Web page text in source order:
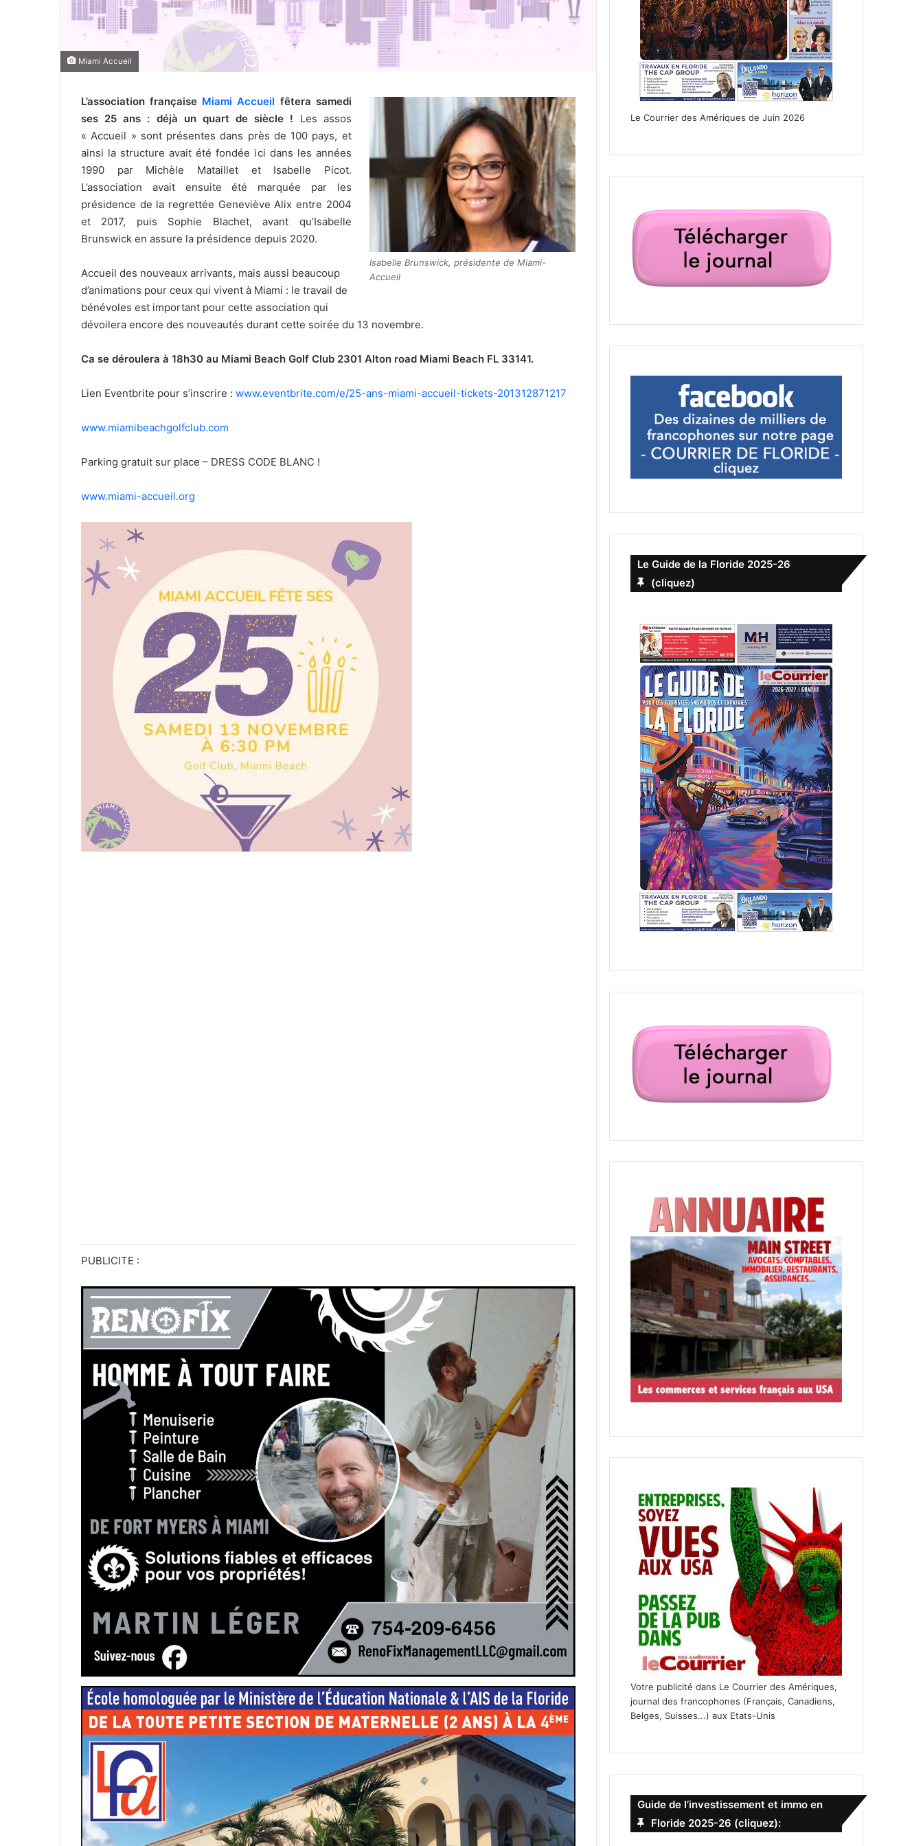
l
Miami Accueil
Isabelle Brunswick, présidente de Miami-
Accueil
L’association française Miami Accueil fêtera samedi
ses 25 ans : déjà un quart de siècle ! Les assos
« Accueil » sont présentes dans près de 100 pays, et
ainsi la structure avait été fondée ici dans les années
1990 par Michèle Mataillet et Isabelle Picot.
L’association avait ensuite été marquée par les
présidence de la regrettée Geneviève Alix entre 2004
et 2017, puis Sophie Blachet, avant qu’Isabelle
Brunswick en assure la présidence depuis 2020.
Accueil des nouveaux arrivants, mais aussi beaucoup
d’animations pour ceux qui vivent à Miami : le travail de
bénévoles est important pour cette association qui
dévoilera encore des nouveautés durant cette soirée du 13 novembre.
Ca se déroulera à 18h30 au Miami Beach Golf Club 2301 Alton road Miami Beach FL 33141.
Lien Eventbrite pour s’inscrire : www.eventbrite.com/e/25-ans-miami-accueil-tickets-201312871217
www.miamibeachgolfclub.com
Parking gratuit sur place – DRESS CODE BLANC !
www.miami-accueil.org
PUBLICITE :
Le Courrier des Amériques de Juin 2026
Le Guide de la Floride 2025-26
(cliquez)
Votre publicité dans Le Courrier des Amériques,
journal des francophones (Français, Canadiens,
Belges, Suisses...) aux Etats-Unis
Guide de l’investissement et immo en
Floride 2025-26 (cliquez):